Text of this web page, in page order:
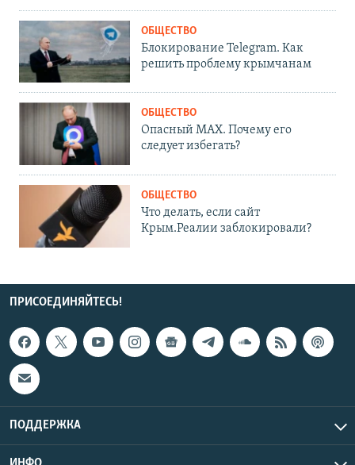
ОБЩЕСТВО
Блокирование Telegram. Как
решить проблему крымчанам
ОБЩЕСТВО
Опасный MAX. Почему его
следует избегать?
ОБЩЕСТВО
Что делать, если сайт
Крым.Реалии заблокировали?
ПРИСОЕДИНЯЙТЕСЬ!
ПОДДЕРЖКА